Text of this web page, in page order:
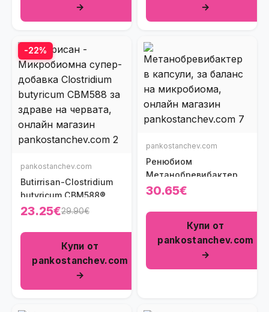
→
→
-22%
pankostanchev.com
Butirrisan-Clostridium
butyricum CBM588®
23.25€29.90€
Купи от
pankostanchev.com
→
pankostanchev.com
Ренюбиом
Метанобревибактер
30.65€
Купи от
pankostanchev.com
→